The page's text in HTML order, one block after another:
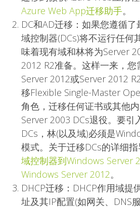
Azure Web App迁移助手。
DC和AD迁移：如果您遵循
域控制器(DCs)将不运行任何
味着现有域和林将为Server
2012 R2准备。这样一来，您
Server 2012或Server 2012
移Flexible Single-Master
角色，迁移任何证书或其他
Server 2003 DCs退役。要引
DCs，林(以及域)必须是
模式。关于迁移DCs的详细
域控制器到Windows Server
Windows Server 2012。
DHCP迁移：DHCP作用域提
址及其IP配置(如网关、DNS